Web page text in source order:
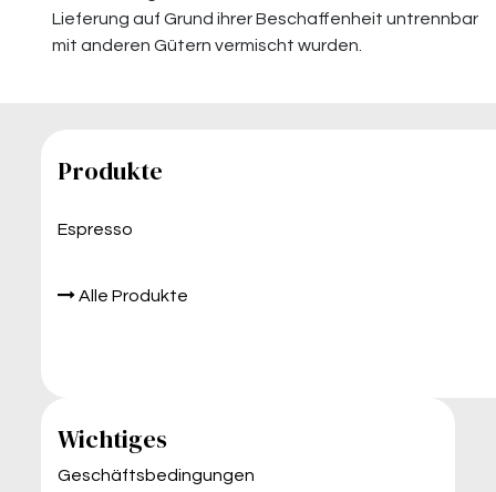
Lieferung auf Grund ihrer Beschaffenheit untrennbar
mit anderen Gütern vermischt wurden.
Produkte
Espresso
Alle Produkte
Wichtiges
Geschäftsbedingungen